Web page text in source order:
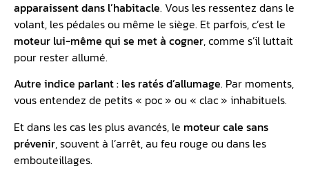
apparaissent dans l’habitacle. Vous les ressentez dans le
volant, les pédales ou même le siège. Et parfois, c’est le
moteur lui-même qui se met à cogner, comme s’il luttait
pour rester allumé.
Autre indice parlant : les ratés d’allumage. Par moments,
vous entendez de petits « poc » ou « clac » inhabituels.
Et dans les cas les plus avancés, le moteur cale sans
prévenir, souvent à l’arrêt, au feu rouge ou dans les
embouteillages.